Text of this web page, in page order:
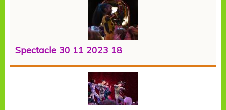
Spectacle 30 11 2023 18